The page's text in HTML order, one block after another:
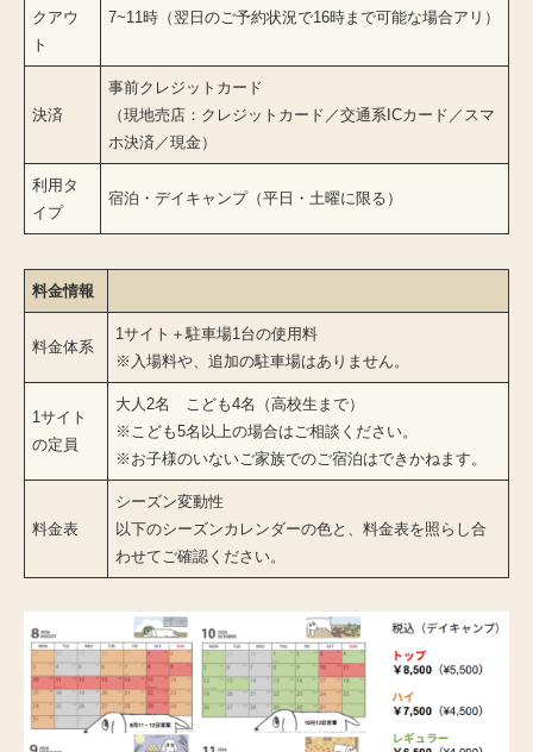
クアウ
ト
7~11時（翌日のご予約状況で16時まで可能な場合アリ）
決済
事前クレジットカード
（現地売店：クレジットカード／交通系ICカード／スマ
ホ決済／現金）
利用タ
イプ
宿泊・デイキャンプ（平日・土曜に限る）
料金情報
料金体系
1サイト＋駐車場1台の使用料
※入場料や、追加の駐車場はありません。
1サイト
の定員
大人2名 こども4名（高校生まで）
※こども5名以上の場合はご相談ください。
※お子様のいないご家族でのご宿泊はできかねます。
料金表
シーズン変動性
以下のシーズンカレンダーの色と、料金表を照らし合
わせてご確認ください。